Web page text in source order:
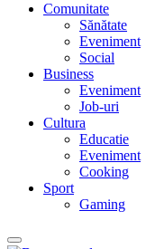
Comunitate
Sănătate
Eveniment
Social
Business
Eveniment
Job-uri
Cultura
Educatie
Eveniment
Cooking
Sport
Gaming